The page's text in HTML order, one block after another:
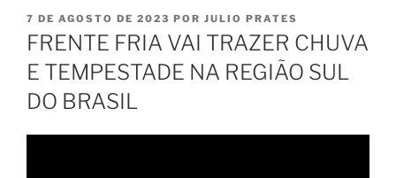
PUBLICADO
EM
7 DE AGOSTO DE 2023 POR JULIO PRATES
FRENTE FRIA VAI TRAZER CHUVA
E TEMPESTADE NA REGIÃO SUL
DO BRASIL